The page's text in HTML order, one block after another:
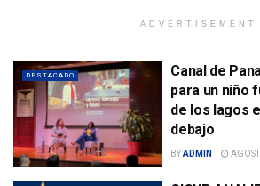
ADVERTISEMENT
DESTACADO
Canal de
para un niño
de los lagos
debajo
BYADMIN